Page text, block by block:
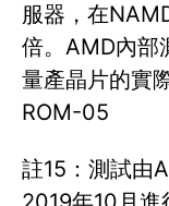
服器，在
倍。AMD內部
量產晶片的實
ROM-05
註15：測試由